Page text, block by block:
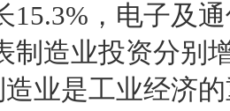
15.3%，电子及
制造业投资分别
是工业经济的